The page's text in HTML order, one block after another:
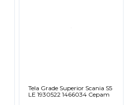
Tela Grade Superior Scania S5
LE 1930522 1466034 Cepam